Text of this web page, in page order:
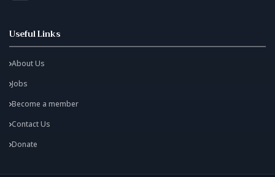
Useful Links
About Us
Jobs
Become a member
Contact Us
Donate